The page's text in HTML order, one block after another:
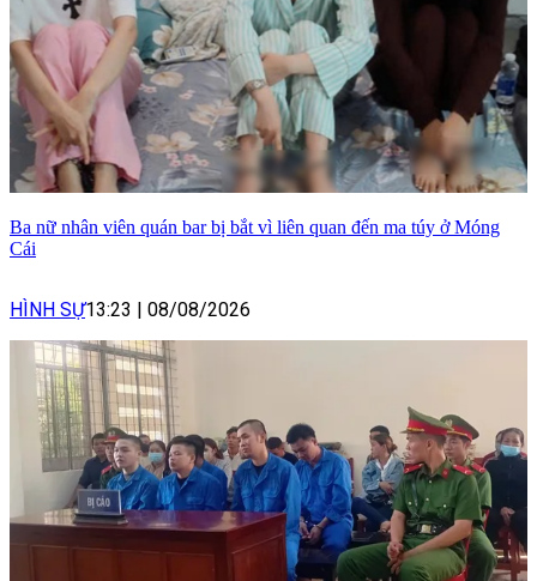
Ba nữ nhân viên quán bar bị bắt vì liên quan đến ma túy ở Móng
Cái
HÌNH SỰ13:23 08/08/2026